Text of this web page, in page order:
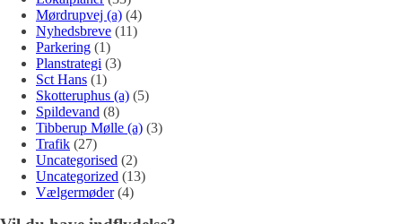
Mørdrupvej (a) (4)
Nyhedsbreve (11)
Parkering (1)
Planstrategi (3)
Sct Hans (1)
Skotteruphus (a) (5)
Spildevand (8)
Tibberup Mølle (a) (3)
Trafik (27)
Uncategorised (2)
Uncategorized (13)
Vælgermøder(4)